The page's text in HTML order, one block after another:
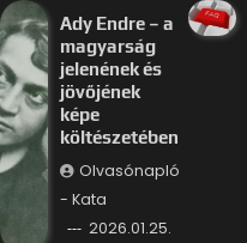
Ady Endre – a
magyarság
jelenének és
jövőjének
képe
költészetében
Olvasónapló
- Kata
2026.01.25.